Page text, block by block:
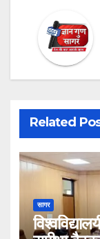
Related
सागर